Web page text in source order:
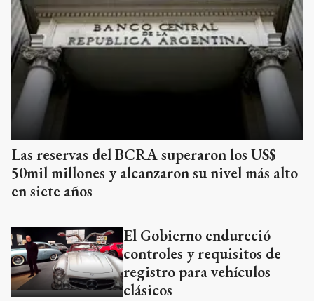
Las reservas del BCRA superaron los US$
50mil millones y alcanzaron su nivel más alto
en siete años
El Gobierno endureció
controles y requisitos de
registro para vehículos
clásicos